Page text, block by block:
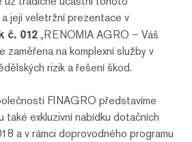
její veletržní prezentace v
č. 012 „RENOMIA AGRO – Váš
zaměřena na komplexní služby v
rizik a řešení škod.
FINAGRO představíme
také exkluzivní nabídku dotačních
a v rámci doprovodného programu